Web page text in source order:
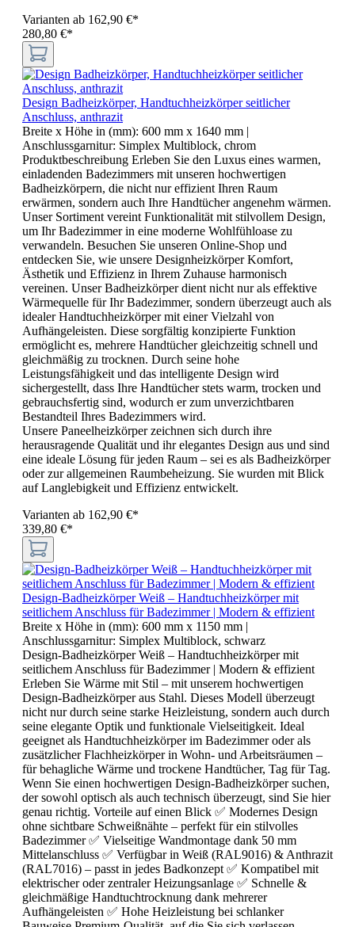
Varianten ab 162,90 €*
280,80 €*
Design Badheizkörper, Handtuchheizkörper seitlicher
Anschluss, anthrazit
Breite x Höhe in (mm): 600 mm x 1640 mm |
Anschlussgarnitur: Simplex Multiblock, chrom
Produktbeschreibung Erleben Sie den Luxus eines warmen,
einladenden Badezimmers mit unseren hochwertigen
Badheizkörpern, die nicht nur effizient Ihren Raum
erwärmen, sondern auch Ihre Handtücher angenehm wärmen.
Unser Sortiment vereint Funktionalität mit stilvollem Design,
um Ihr Badezimmer in eine moderne Wohlfühloase zu
verwandeln. Besuchen Sie unseren Online-Shop und
entdecken Sie, wie unsere Designheizkörper Komfort,
Ästhetik und Effizienz in Ihrem Zuhause harmonisch
vereinen. Unser Badheizkörper dient nicht nur als effektive
Wärmequelle für Ihr Badezimmer, sondern überzeugt auch als
idealer Handtuchheizkörper mit einer Vielzahl von
Aufhängeleisten. Diese sorgfältig konzipierte Funktion
ermöglicht es, mehrere Handtücher gleichzeitig schnell und
gleichmäßig zu trocknen. Durch seine hohe
Leistungsfähigkeit und das intelligente Design wird
sichergestellt, dass Ihre Handtücher stets warm, trocken und
gebrauchsfertig sind, wodurch er zum unverzichtbaren
Bestandteil Ihres Badezimmers wird.
Unsere Paneelheizkörper zeichnen sich durch ihre
herausragende Qualität und ihr elegantes Design aus und sind
eine ideale Lösung für jeden Raum – sei es als Badheizkörper
oder zur allgemeinen Raumbeheizung. Sie wurden mit Blick
auf Langlebigkeit und Effizienz entwickelt.
Varianten ab 162,90 €*
339,80 €*
Design-Badheizkörper Weiß – Handtuchheizkörper mit
seitlichem Anschluss für Badezimmer | Modern & effizient
Breite x Höhe in (mm): 600 mm x 1150 mm |
Anschlussgarnitur: Simplex Multiblock, schwarz
Design-Badheizkörper Weiß – Handtuchheizkörper mit
seitlichem Anschluss für Badezimmer | Modern & effizient
Erleben Sie Wärme mit Stil – mit unserem hochwertigen
Design-Badheizkörper aus Stahl. Dieses Modell überzeugt
nicht nur durch seine starke Heizleistung, sondern auch durch
seine elegante Optik und funktionale Vielseitigkeit. Ideal
geeignet als Handtuchheizkörper im Badezimmer oder als
zusätzlicher Flachheizkörper in Wohn- und Arbeitsräumen –
für behagliche Wärme und trockene Handtücher, Tag für Tag.
Wenn Sie einen hochwertigen Design-Badheizkörper suchen,
der sowohl optisch als auch technisch überzeugt, sind Sie hier
genau richtig. Vorteile auf einen Blick ✅ Modernes Design
ohne sichtbare Schweißnähte – perfekt für ein stilvolles
Badezimmer ✅ Vielseitige Wandmontage dank 50 mm
Mittelanschluss ✅ Verfügbar in Weiß (RAL9016) & Anthrazit
(RAL7016) – passt in jedes Badkonzept ✅ Kompatibel mit
elektrischer oder zentraler Heizungsanlage ✅ Schnelle &
gleichmäßige Handtuchtrocknung dank mehrerer
Aufhängeleisten ✅ Hohe Heizleistung bei schlanker